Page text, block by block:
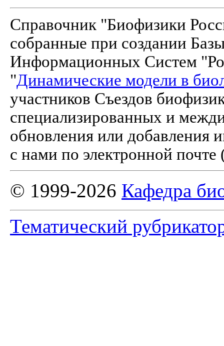
Справочник "Биофизики
собранные при создании
Информационных Систем
"Динамические модели в
участников Съездов
специализированных и
обновления или добавления
с нами по электронной почте
© 1999-2026 Кафедра
Тематический